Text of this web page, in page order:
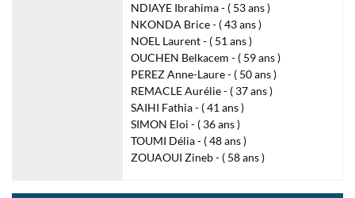
NDIAYE Ibrahima - ( 53 ans )
NKONDA Brice - ( 43 ans )
NOEL Laurent - ( 51 ans )
OUCHEN Belkacem - ( 59 ans )
PEREZ Anne-Laure - ( 50 ans )
REMACLE Aurélie - ( 37 ans )
SAIHI Fathia - ( 41 ans )
SIMON Eloi - ( 36 ans )
TOUMI Délia - ( 48 ans )
ZOUAOUI Zineb - ( 58 ans )